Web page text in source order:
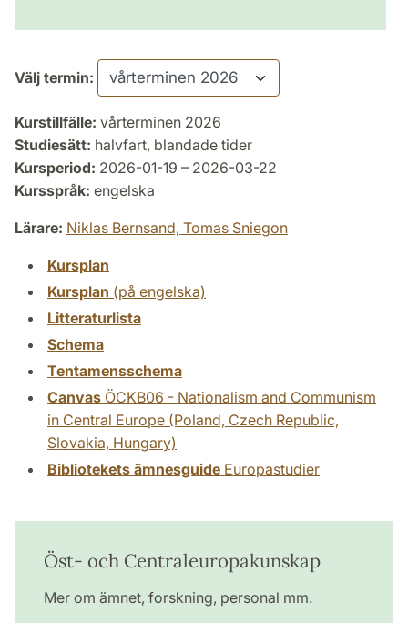
Välj termin:
Kurstillfälle: vårterminen 2026
Studiesätt: halvfart, blandade tider
Kursperiod: 2026-01-19 – 2026-03-22
Kursspråk: engelska
Lärare: Niklas Bernsand, Tomas Sniegon
Kursplan
Kursplan (på engelska)
Litteraturlista
Schema
Tentamensschema
Canvas ÖCKB06 - Nationalism and Communism
in Central Europe (Poland, Czech Republic,
Slovakia, Hungary)
Bibliotekets ämnesguide Europastudier
Öst- och Centraleuropakunskap
Mer om ämnet, forskning, personal mm.